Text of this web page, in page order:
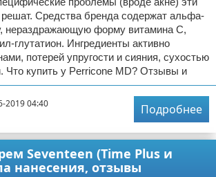
Средства бренда содержат альфа-
нераздражающую форму витамина С,
глутатион. Ингредиенты активно
потерей упругости и сияния, сухостью
Что купить у Perricone MD? Отзывы и
2019 04:40
Подробнее
Seventeen (Time Plus и
нанесения, отзывы